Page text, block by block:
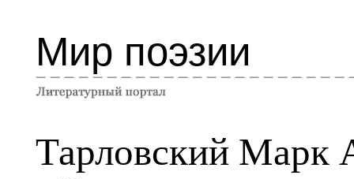
Мир поэзии
Тарловский Марк